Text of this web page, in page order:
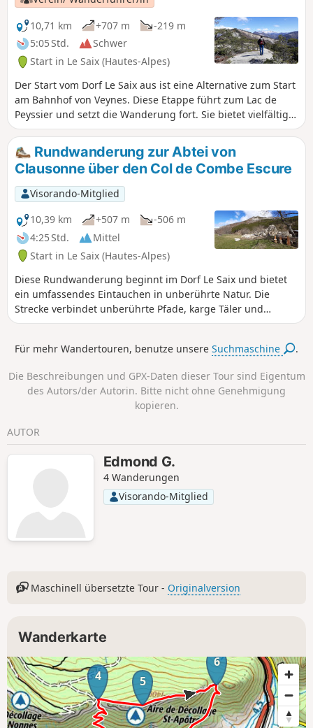
freien Weg mit Blick auf die Gipfel des Buëch und des
Dévoluy.
10,71 km
+707 m
-219 m
5:05 Std.
Schwer
Start in Le Saix (Hautes-Alpes)
Der Start vom Dorf Le Saix aus ist eine Alternative zum Start
am Bahnhof von Veynes. Diese Etappe führt zum Lac de
Peyssier und setzt die Wanderung fort. Sie bietet vielfältige
Reize: Wanderung über Bergkämme, atemberaubender
Blick auf die Gouravour-Schlucht, einzigartige Ausblicke auf
das Buëch-Tal und das Dévoluy-Massiv, Durchquerung des
ehemaligen Weilers La Péguière, Erkundung der Abtei von
Clausonne und Überquerung des Peyssier-Plateaus.
Einfachere Variante, um über die Forststraße vom Dorf Le
Saix aus über die Gouravour-Schlucht zum Lac de Peyssier
zu gelangen: 1 Stunde Aufstieg bis zur Abtei von
Clausonne.
Rundwanderung zur Abtei von
Clausonne über den Col de Combe Escure
Visorando-Mitglied
10,39 km
+507 m
-506 m
4:25 Std.
Mittel
Start in Le Saix (Hautes-Alpes)
Diese Rundwanderung beginnt im Dorf Le Saix und bietet
ein umfassendes Eintauchen in unberührte Natur. Die
Strecke verbindet unberührte Pfade, karge Täler und
herrliche Alpenpanoramen.Zunächst wandert man durch
geologischen Sehenswürdigkeit, dann unter den
Ruinen der Abtei von Clausonne erreicht, eine Oase der
Ruhe inmitten einer bergigen Kulisse. Der Rückweg führt
über den Col de Combe Escure. Zwischen alten Gemäuern,
friedlichen Almen und beeindruckenden Landschaften
verbindet diese Wanderung Geschichte, Natur und
einzigartige Stimmungen. Und mit etwas Glück schenken
Ihnen die Berge selbst ihren Gesang…
Für mehr Wandertouren, benutze unsereSuchmaschine .
Die Beschreibungen und GPX-Daten dieser Tour sind Eigentum
des Autors/der Autorin. Bitte nicht ohne Genehmigung
kopieren.
AUTOR
Edmond G.
4 Wanderungen
Visorando-Mitglied
Maschinell übersetzte Tour - Originalversion
Wanderkarte
4 5
6